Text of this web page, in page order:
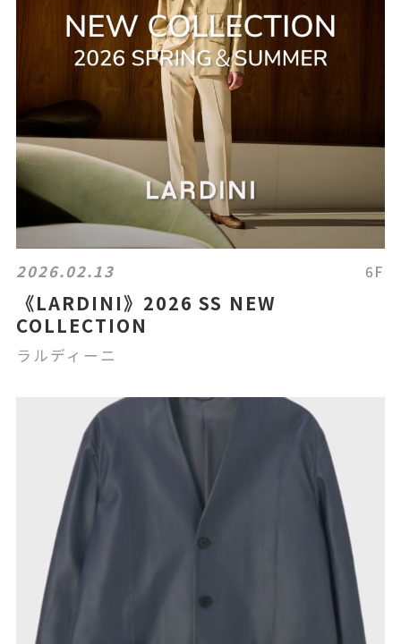
2026.02.13 6F
《LARDINI》2026 SS NEW
COLLECTION
ラルディーニ